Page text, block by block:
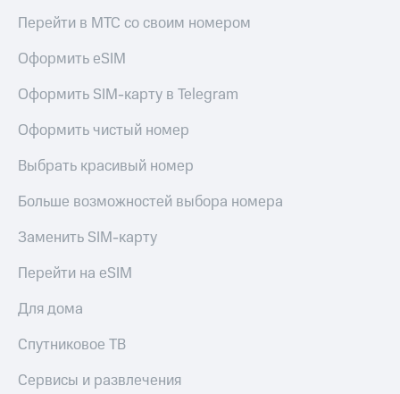
Перейти в МТС со своим номером
Оформить eSIM
Оформить SIM-карту в Telegram
Оформить чистый номер
Выбрать красивый номер
Больше возможностей выбора номера
Заменить SIM-карту
Перейти на eSIM
Для дома
Спутниковое ТВ
Сервисы и развлечения